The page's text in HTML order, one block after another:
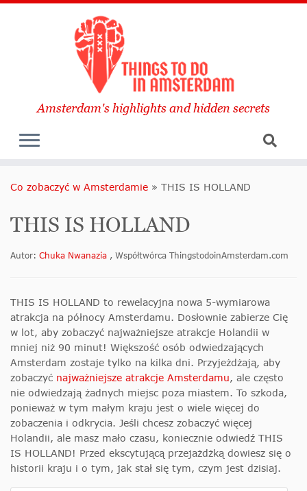
Amsterdam's highlights and hidden secrets
Co zobaczyć w Amsterdamie » THIS IS HOLLAND
THIS IS HOLLAND
Autor: Chuka Nwanazia , Współtwórca ThingstodoinAmsterdam.com
THIS IS HOLLAND to rewelacyjna nowa 5-wymiarowa
atrakcja na północy Amsterdamu. Dosłownie zabierze Cię
w lot, aby zobaczyć najważniejsze atrakcje Holandii w
mniej niż 90 minut! Większość osób odwiedzających
Amsterdam zostaje tylko na kilka dni. Przyjeżdżają, aby
zobaczyć najważniejsze atrakcje Amsterdamu, ale często
nie odwiedzają żadnych miejsc poza miastem. To szkoda,
ponieważ w tym małym kraju jest o wiele więcej do
zobaczenia i odkrycia. Jeśli chcesz zobaczyć więcej
Holandii, ale masz mało czasu, koniecznie odwiedź THIS
IS HOLLAND! Przed ekscytującą przejażdżką dowiesz się o
historii kraju i o tym, jak stał się tym, czym jest dzisiaj.